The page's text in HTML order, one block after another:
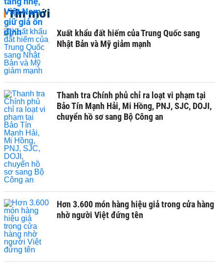
Tin mới
Xuất khẩu đất hiếm của Trung Quốc sang
Nhật Bản và Mỹ giảm mạnh
Thanh tra Chính phủ chỉ ra loạt vi phạm tại
Bảo Tín Mạnh Hải, Mi Hồng, PNJ, SJC, DOJI,
chuyển hồ sơ sang Bộ Công an
Hơn 3.600 món hàng hiệu giả trong cửa hàng
nhờ người Việt đứng tên